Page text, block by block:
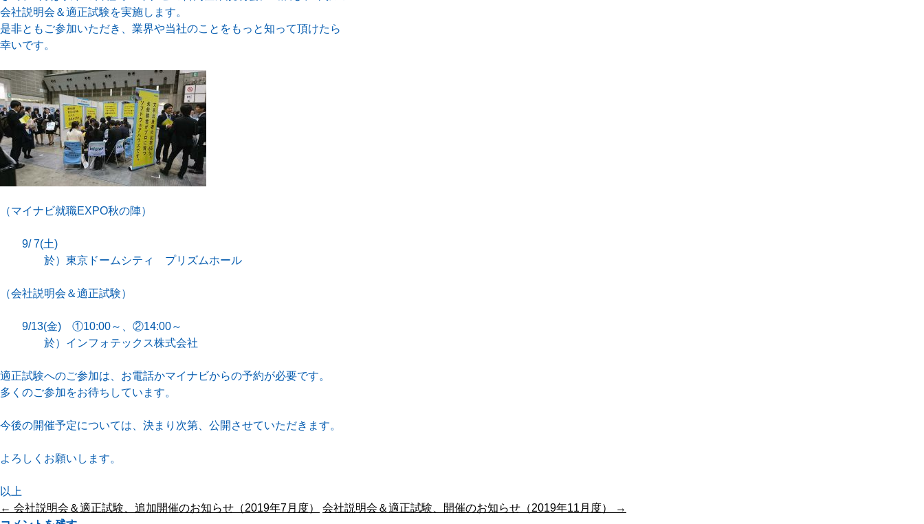
会社説明会＆適正試験を実施します。
是非ともご参加いただき、業界や当社のことをもっと知って頂けたら
幸いです。
（マイナビ就職EXPO秋の陣）
9/ 7(土)
於）東京ドームシティ プリズムホール
（会社説明会＆適正試験）
9/13(金) ①10:00～、②14:00～
於）インフォテックス株式会社
適正試験へのご参加は、お電話かマイナビからの予約が必要です。
多くのご参加をお待ちしています。
今後の開催予定については、決まり次第、公開させていただきます。
よろしくお願いします。
以上
投
← 会社説明会＆適正試験、追加開催のお知らせ（2019年7月度） 会社説明会＆適正試験、開催のお知らせ（2019年11月度）
→